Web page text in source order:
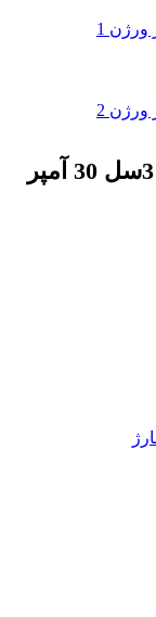
ماژول شارژر باتری های لیتیومی 3سل 30 آمپر